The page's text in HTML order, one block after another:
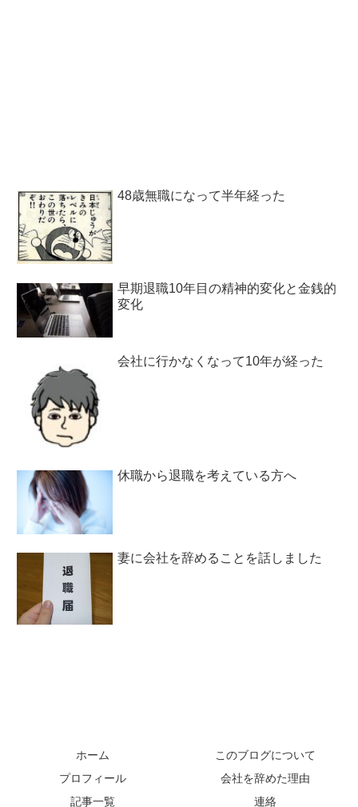
48歳無職になって半年経った
早期退職10年目の精神的変化と金銭的
変化
会社に行かなくなって10年が経った
休職から退職を考えている方へ
妻に会社を辞めることを話しました
ホーム
このブログについて
プロフィール
会社を辞めた理由
記事一覧
連絡